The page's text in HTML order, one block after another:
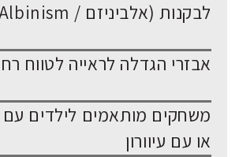
לבקנות (אלביניזם / Albinism)
אבזרי הגדלה לראייה לטווח
משחקים מותאמים לילדים עם
או עם עיוורון